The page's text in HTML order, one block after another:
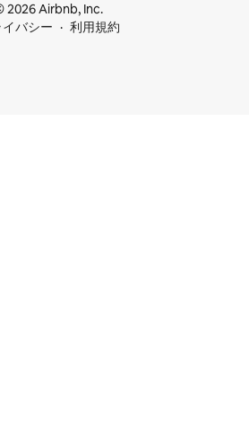
2026 Airbnb, Inc.
イバシー
利用規約